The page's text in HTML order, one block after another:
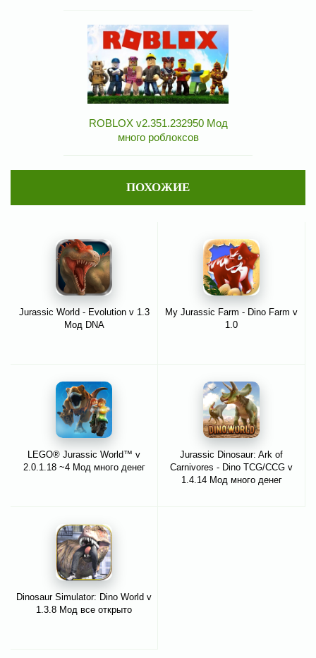
ROBLOX v2.351.232950 Мод
много роблоксов
ПОХОЖИЕ
Jurassic World - Evolution v 1.3
Мод DNA
My Jurassic Farm - Dino Farm v
1.0
LEGO® Jurassic World™ v
2.0.1.18 ~4 Мод много денег
Jurassic Dinosaur: Ark of
Carnivores - Dino TCG/CCG v
1.4.14 Мод много денег
Dinosaur Simulator: Dino World v
1.3.8 Мод все открыто